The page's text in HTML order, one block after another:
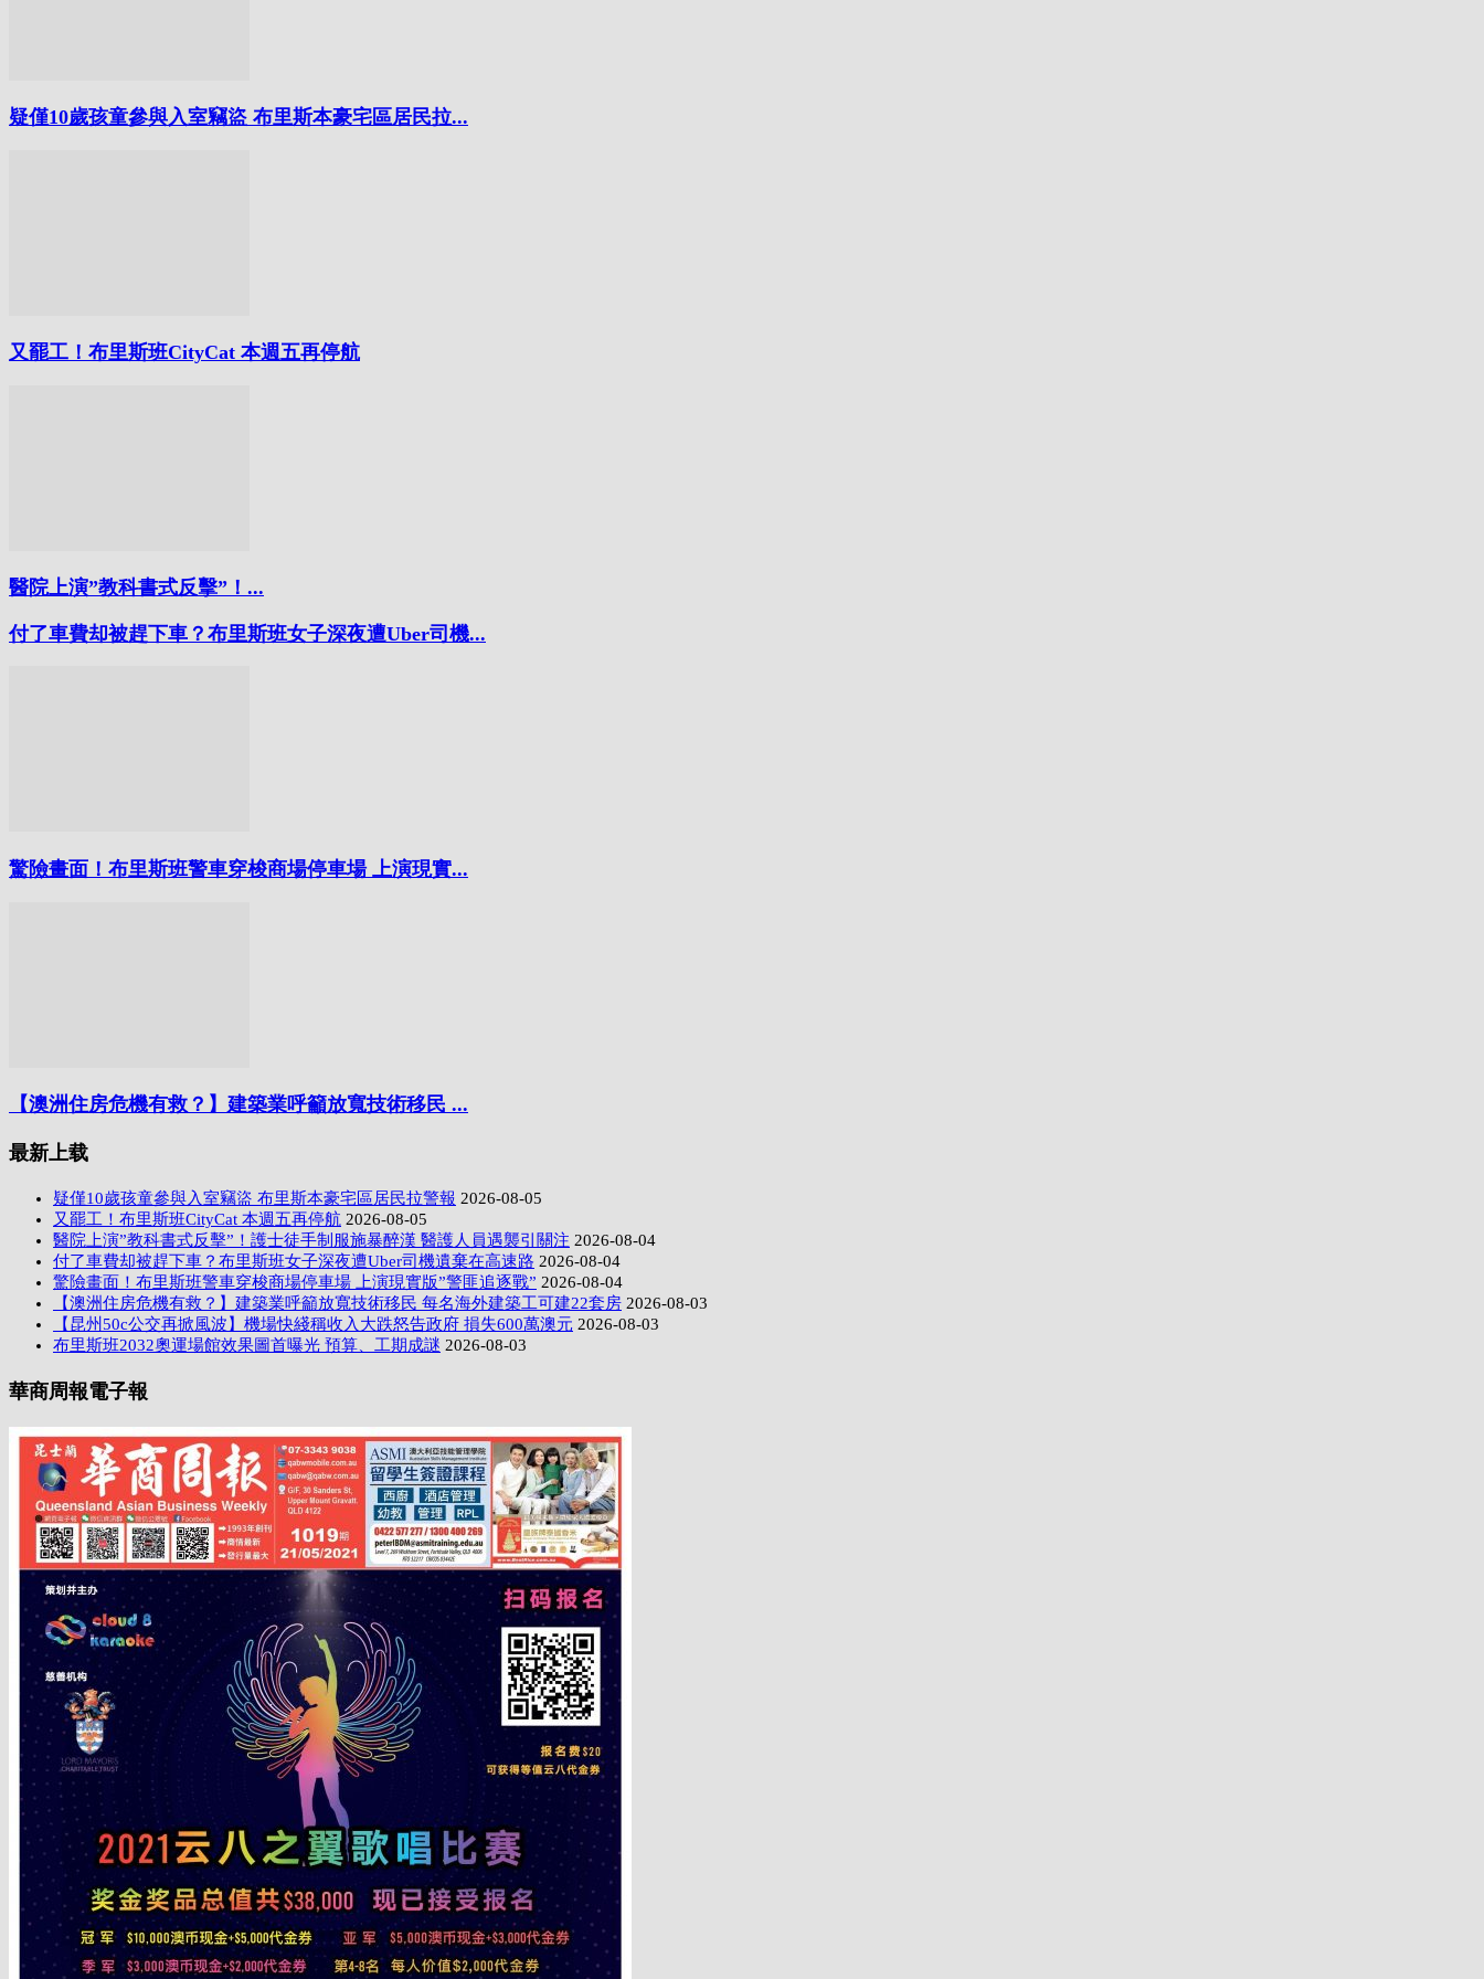
疑僅10歲孩童參與入室竊盜 布里斯本豪宅區居民拉...
又罷工！布里斯班CityCat 本週五再停航
醫院上演”教科書式反擊”！...
付了車費却被趕下車？布里斯班女子深夜遭Uber司機...
驚險畫面！布里斯班警車穿梭商場停車場 上演現實...
【澳洲住房危機有救？】建築業呼籲放寬技術移民 ...
最新上载
疑僅10歲孩童參與入室竊盜 布里斯本豪宅區居民拉警報 2026-08-05
又罷工！布里斯班CityCat 本週五再停航 2026-08-05
醫院上演”教科書式反擊”！護士徒手制服施暴醉漢 醫護人員遇襲引關注 2026-08-04
付了車費却被趕下車？布里斯班女子深夜遭Uber司機遺棄在高速路 2026-08-04
驚險畫面！布里斯班警車穿梭商場停車場 上演現實版”警匪追逐戰” 2026-08-04
【澳洲住房危機有救？】建築業呼籲放寬技術移民 每名海外建築工可建22套房 2026-08-03
【昆州50c公交再掀風波】機場快綫稱收入大跌怒告政府 損失600萬澳元 2026-08-03
布里斯班2032奧運場館效果圖首曝光 預算、工期成謎 2026-08-03
華商周報電子報